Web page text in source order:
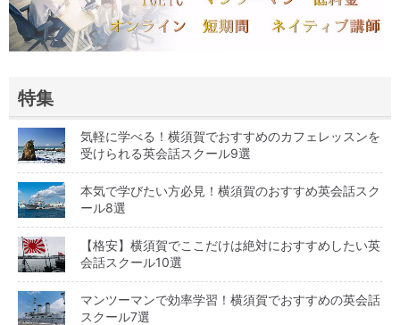
特集
気軽に学べる！横須賀でおすすめのカフェレッスンを
受けられる英会話スクール9選
本気で学びたい方必見！横須賀のおすすめ英会話スク
ール8選
【格安】横須賀でここだけは絶対におすすめしたい英
会話スクール10選
マンツーマンで効率学習！横須賀でおすすめの英会話
スクール7選